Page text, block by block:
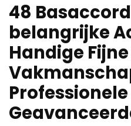
48
belangrijke
Handige Fijne